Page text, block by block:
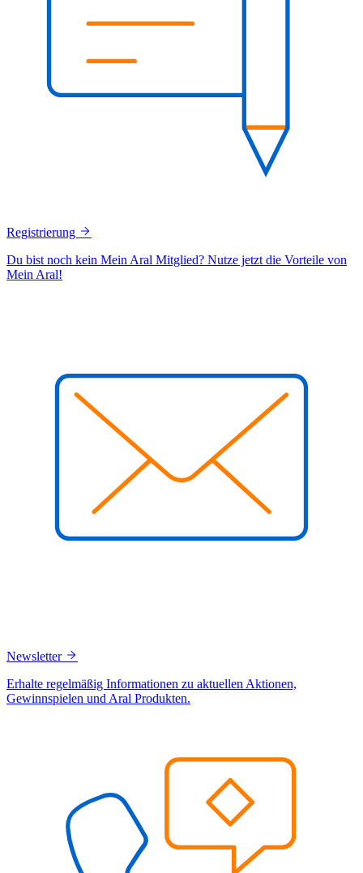
Registrierung
Du bist noch kein Mein Aral Mitglied? Nutze jetzt die Vorteile von
Mein Aral!
Newsletter
Erhalte regelmäßig Informationen zu aktuellen Aktionen,
Gewinnspielen und Aral Produkten.